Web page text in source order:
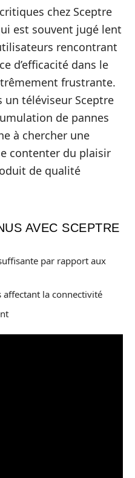
chez Sceptre
est souvent jugé lent
rencontrant
d’efficacité dans le
frustrante.
un téléviseur Sceptre
de pannes
à chercher une
contenter du plaisir
de qualité
AVEC SCEPTRE
par rapport aux
affectant la connectivité